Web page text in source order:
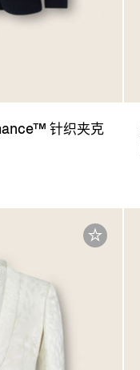
针织夹克